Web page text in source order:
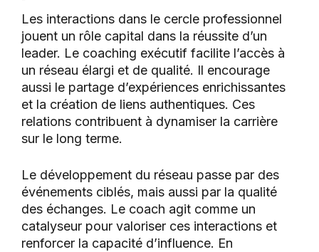
Les interactions dans le cercle professionnel
jouent un rôle capital dans la réussite d’un
leader. Le coaching exécutif facilite l’accès à
un réseau élargi et de qualité. Il encourage
aussi le partage d’expériences enrichissantes
et la création de liens authentiques. Ces
relations contribuent à dynamiser la carrière
sur le long terme.
Le développement du réseau passe par des
événements ciblés, mais aussi par la qualité
des échanges. Le coach agit comme un
catalyseur pour valoriser ces interactions et
renforcer la capacité d’influence. En